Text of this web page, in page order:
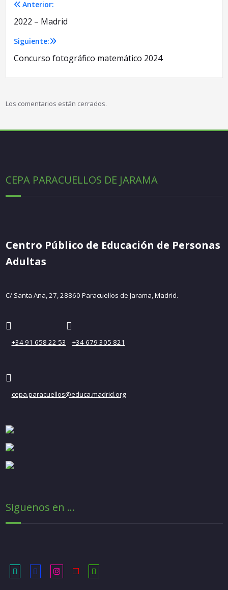
Navegación
de
entradas
Anterior:
2022 – Madrid
Siguiente:
Concurso fotográfico matemático 2024
Los comentarios están cerrados.
CEPA PARACUELLOS DE JARAMA
Centro Público de Educación de Personas
Adultas
C/ Santa Ana, 27, 28860 Paracuellos de Jarama, Madrid.
+34 91 658 22 53 +34 679 305 821
cepa.paracuellos@educa.madrid.org
Siguenos en ...